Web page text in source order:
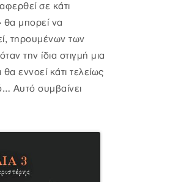
σε κάτι
θα μπορεί να
τηρουμένων των
την ίδια στιγμή μια
εννοεί κάτι τελείως
Αυτό συμβαίνει